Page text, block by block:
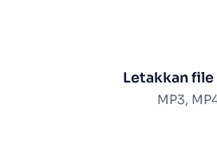
Letakkan
MP3,